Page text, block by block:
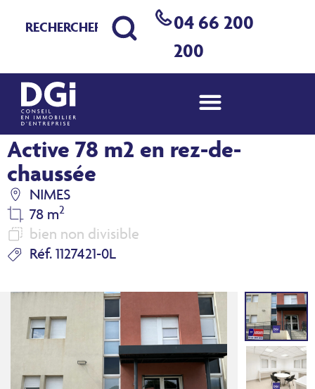
04 66 200
200
Bureaux à louer Nîmes Ville
Active 78 m2 en rez-de-
chaussée
NIMES
78 m2
bien non divisible
Réf. 1127421-0L